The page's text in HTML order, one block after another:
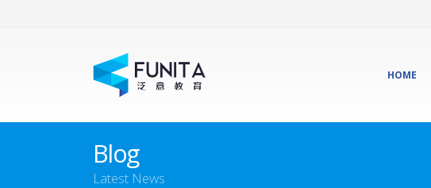
HOME
Blog
Latest News